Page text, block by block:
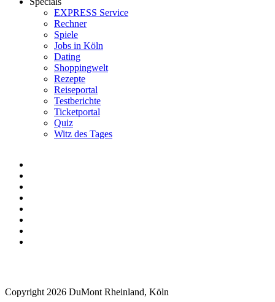
EXPRESS Service
Rechner
Spiele
Jobs in Köln
Dating
Shoppingwelt
Rezepte
Reiseportal
Testberichte
Ticketportal
Quiz
Witz des Tages
Copyright 2026 DuMont Rheinland, Köln